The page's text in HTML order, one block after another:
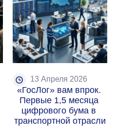
13 Апреля 2026
«ГосЛог» вам впрок.
Первые 1,5 месяца
цифрового бума в
транспортной отрасли